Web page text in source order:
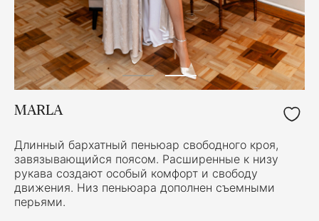
MARLA
Длинный бархатный пеньюар свободного кроя,
завязывающийся поясом. Расширенные к низу
рукава создают особый комфорт и свободу
движения. Низ пеньюара дополнен съемными
перьями.